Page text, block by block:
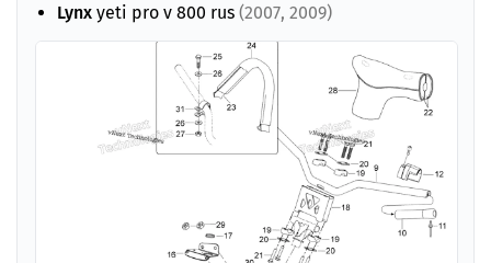
Lynx yeti pro v 800 rus (2007, 2009)